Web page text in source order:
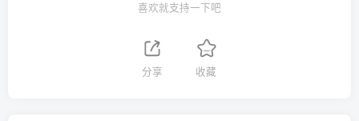
喜欢就支持一下吧
分享 收藏